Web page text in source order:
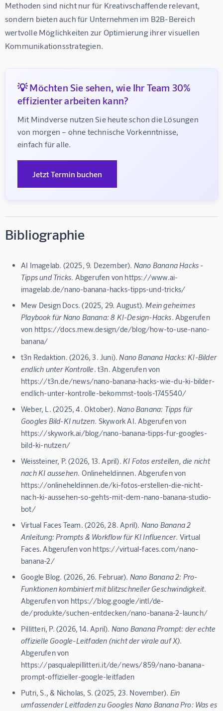
Methoden sind nicht nur für Kreativschaffende relevant,
sondern bieten auch für Unternehmen im B2B-Bereich
wertvolle Möglichkeiten zur Optimierung ihrer visuellen
Kommunikationsstrategien.
💡 Möchten Sie sehen, wie Ihr Team 30%
effizienter arbeiten kann?
Mit Mindverse nutzen Sie heute schon die Lösungen
von morgen – ohne technische Vorkenntnisse,
einfach für alle.
Jetzt Termin buchen
Bibliographie
AI Imagelab. (2025, 9. Dezember). Nano Banana Hacks -
Tipps und Tricks. Abgerufen von https://www.ai-
imagelab.de/nano-banana-hacks-tipps-und-tricks/
Mew Design Docs. (2025, 29. August). Mein geheimes
Playbook für Nano Banana: 8 KI-Design-Hacks. Abgerufen
von https://docs.mew.design/de/blog/how-to-use-nano-
banana/
t3n Redaktion. (2026, 3. Juni). Nano Banana Hacks: KI-Bilder
endlich unter Kontrolle. t3n. Abgerufen von
https://t3n.de/news/nano-banana-hacks-wie-du-ki-bilder-
endlich-unter-kontrolle-bekommst-tools-1745540/
Weber, L. (2025, 4. Oktober). Nano Banana: Tipps für
Googles Bild-KI nutzen. Skywork AI. Abgerufen von
https://skywork.ai/blog/nano-banana-tipps-fur-googles-
bild-ki-nutzen/
Weissteiner, P. (2026, 13. April). KI Fotos erstellen, die nicht
nach KI aussehen. Onlineheldinnen. Abgerufen von
https://onlineheldinnen.de/ki-fotos-erstellen-die-nicht-
nach-ki-aussehen-so-gehts-mit-dem-nano-banana-studio-
bot/
Virtual Faces Team. (2026, 28. April). Nano Banana 2
Anleitung: Prompts & Workflow für KI Influencer. Virtual
Faces. Abgerufen von https://virtual-faces.com/nano-
banana-2/
Google Blog. (2026, 26. Februar). Nano Banana 2: Pro-
Funktionen kombiniert mit blitzschneller Geschwindigkeit.
Abgerufen von https://blog.google/intl/de-
de/produkte/suchen-entdecken/nano-banana-2-launch/
Pillitteri, P. (2026, 14. April). Nano Banana Prompt: der echte
offizielle Google-Leitfaden (nicht der virale auf X).
Abgerufen von
https://pasqualepillitteri.it/de/news/859/nano-banana-
prompt-offizieller-google-leitfaden
Putri, S., & Nicholas, S. (2025, 23. November). Ein
umfassender Leitfaden zu Googles Nano Banana Pro: Was es